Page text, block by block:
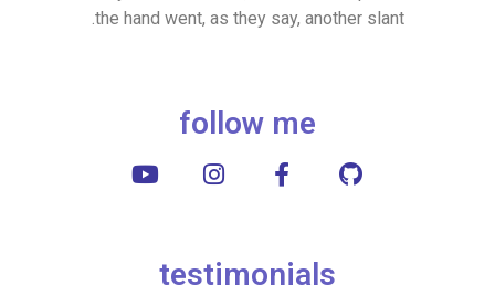
the hand went, as they say, another slant.
follow me
testimonials